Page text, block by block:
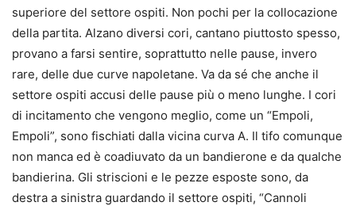
superiore del settore ospiti. Non pochi per la collocazione
della partita. Alzano diversi cori, cantano piuttosto spesso,
provano a farsi sentire, soprattutto nelle pause, invero
rare, delle due curve napoletane. Va da sé che anche il
settore ospiti accusi delle pause più o meno lunghe. I cori
di incitamento che vengono meglio, come un “Empoli,
Empoli”, sono fischiati dalla vicina curva A. Il tifo comunque
non manca ed è coadiuvato da un bandierone e da qualche
bandierina. Gli striscioni e le pezze esposte sono, da
destra a sinistra guardando il settore ospiti, “Cannoli